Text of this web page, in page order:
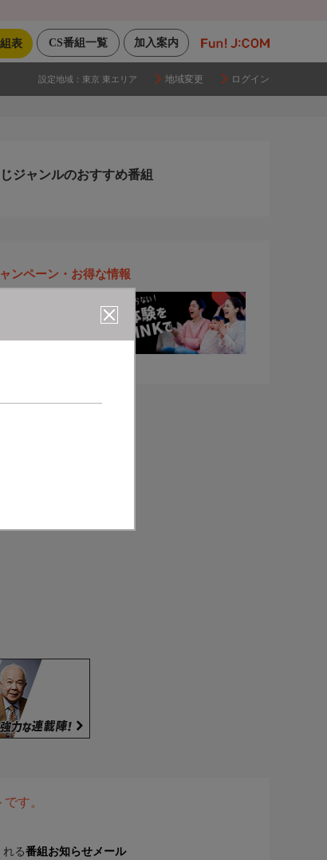
加入案内
CS番組一覧
表
設定地域： 東京 東エリア 地域変更 ログイン
ジャンルのおすすめ番組
ンペーン・お得な情報
す。
る番組お知らせメール